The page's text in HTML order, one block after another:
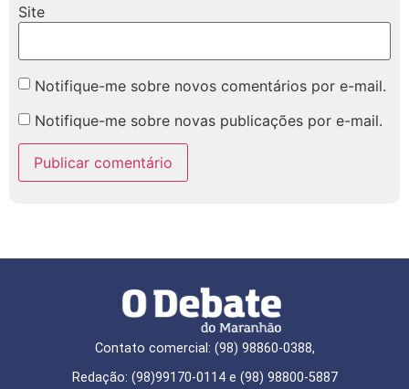
Site
Notifique-me sobre novos comentários por e-mail.
Notifique-me sobre novas publicações por e-mail.
Contato comercial: (98) 98860-0388,
Redação: (98)99170-0114 e (98) 98800-5887